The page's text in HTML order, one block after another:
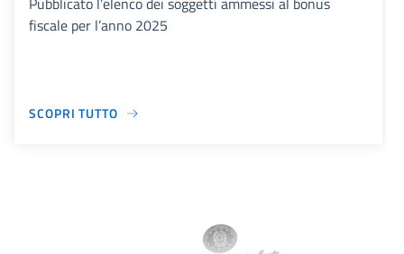
fiscale per l’anno 2025
SCOPRI TUTTO